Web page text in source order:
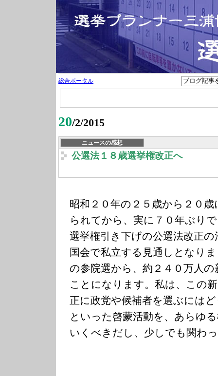
総合ポータル
20/2/2015
ニュースの感想
公選法１８歳選挙権改正へ
昭和２０年の２５歳から２０
られてから、実に７０年ぶり
選挙権引き下げの公選法改正
国会で私立する見通しとなり
の参院選から、約２４０万人
ことになります。私は、この
正に政党や候補者を選ぶには
といった啓蒙活動を、あらゆ
いくべきだし、少しでも関わ